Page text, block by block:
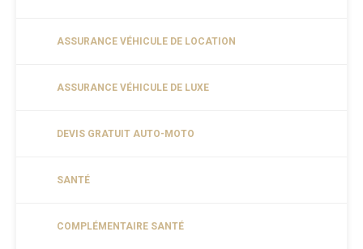
ASSURANCE VÉHICULE DE LOCATION
ASSURANCE VÉHICULE DE LUXE
DEVIS GRATUIT AUTO-MOTO
SANTÉ
COMPLÉMENTAIRE SANTÉ